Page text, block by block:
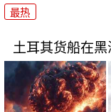
最热
土耳其货船在